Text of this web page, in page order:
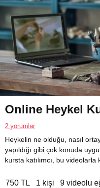
Online Heykel
2 yorumlar
Heykelin ne olduğu, nasıl
yapıldığı gibi çok konuda
kursta katılımcı, bu
750 TL 1 kişi 9 videolu